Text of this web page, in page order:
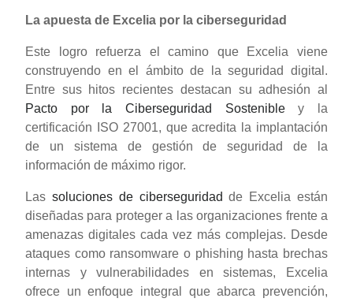
La apuesta de Excelia por la ciberseguridad
Este logro refuerza el camino que Excelia viene
construyendo en el ámbito de la seguridad digital.
Entre sus hitos recientes destacan su adhesión al
Pacto por la Ciberseguridad Sostenibley la
certificación ISO 27001, que acredita la implantación
de un sistema de gestión de seguridad de la
información de máximo rigor.
Las soluciones de ciberseguridad de Excelia están
diseñadas para proteger a las organizaciones frente a
amenazas digitales cada vez más complejas. Desde
ataques como ransomware o phishing hasta brechas
internas y vulnerabilidades en sistemas, Excelia
ofrece un enfoque integral que abarca prevención,